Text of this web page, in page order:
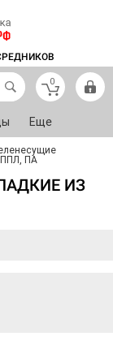
0
Еще
ППЛ, ПА
ИЗ